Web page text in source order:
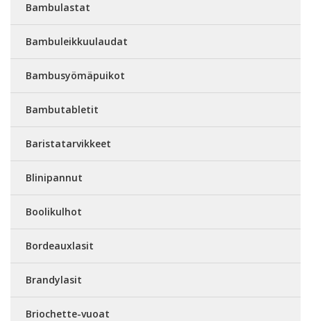
Bambulastat
Bambuleikkuulaudat
Bambusyömäpuikot
Bambutabletit
Baristatarvikkeet
Blinipannut
Boolikulhot
Bordeauxlasit
Brandylasit
Briochette-vuoat